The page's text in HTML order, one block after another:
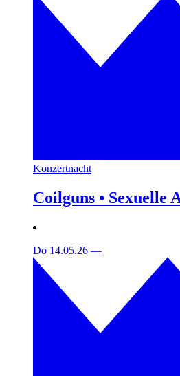
Konzertnacht
Coilguns • Sexuelle
Do 14.05.26 —